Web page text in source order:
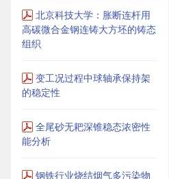
北京科技大学：胀断连杆用
高碳微合金钢连铸大方坯的铸态
组织
变工况过程中球轴承保持架
的稳定性
全尾砂无耙深锥稳态浓密性
能分析
钢铁行业烧结烟气多污染物